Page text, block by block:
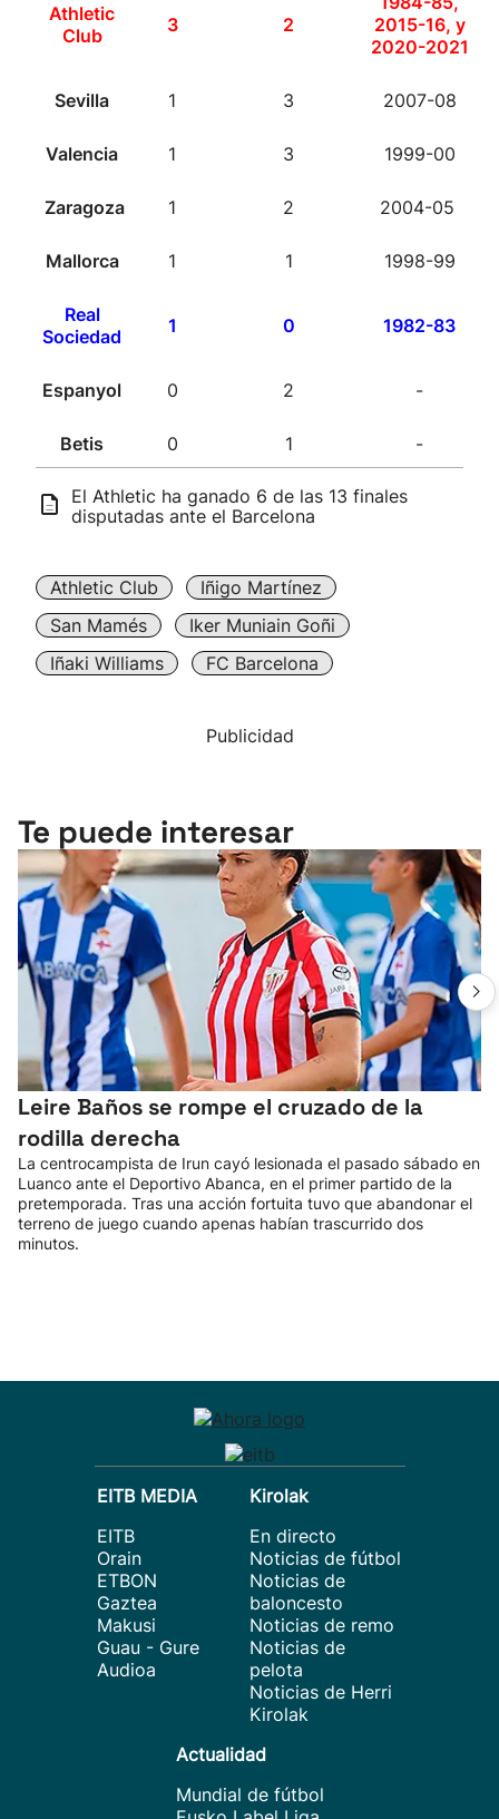
Athletic
Club
3 2
2015-16, y
2020-2021
Sevilla 1 3 2007-08
Valencia 1 3 1999-00
Zaragoza 1 2 2004-05
Mallorca 1 1 1998-99
Real
Sociedad
1 0 1982-83
Espanyol 0 2 -
Betis 0 1 -
El Athletic ha ganado 6 de las 13 finales
disputadas ante el Barcelona
Athletic Club
Iñigo Martínez
San Mamés
Iker Muniain Goñi
Iñaki Williams
FC Barcelona
Publicidad
Te puede interesar
Leire Baños se rompe el cruzado de la
rodilla derecha
La centrocampista de Irun cayó lesionada el pasado sábado en
Luanco ante el Deportivo Abanca, en el primer partido de la
pretemporada. Tras una acción fortuita tuvo que abandonar el
terreno de juego cuando apenas habían trascurrido dos
minutos.
EITB MEDIA
EITB
Orain
ETBON
Gaztea
Makusi
Guau - Gure
Audioa
Kirolak
En directo
Noticias de fútbol
Noticias de
baloncesto
Noticias de remo
Noticias de
pelota
Noticias de Herri
Kirolak
Actualidad
Mundial de fútbol